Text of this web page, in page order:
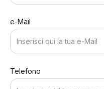
e-Mail
Telefono